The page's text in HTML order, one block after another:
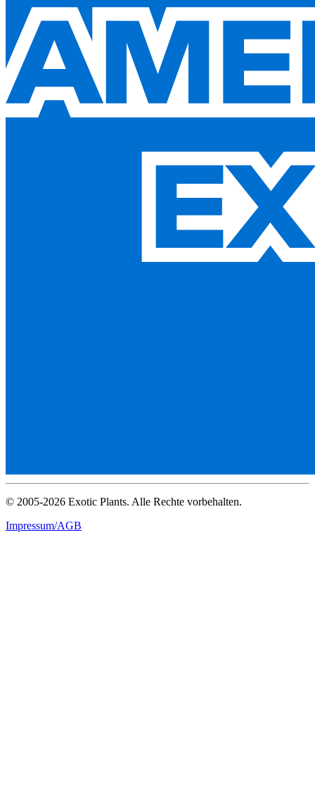
© 2005-2026 Exotic Plants. Alle Rechte vorbehalten.
Impressum/AGB